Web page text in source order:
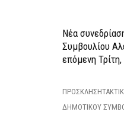
Νέα
Συμβουλίου
επόμενη
ΔΗΜΟΤΙΚΟΥ